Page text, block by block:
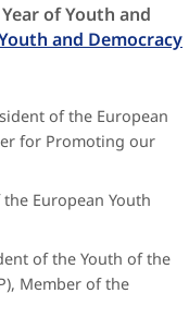
of Youth and
and Democracy​
of the European
for Promoting our
European Youth
of the Youth of the
Member of the